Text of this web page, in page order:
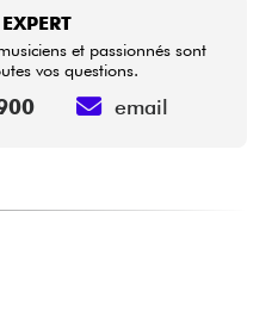
et passionnés sont
vos questions.
email